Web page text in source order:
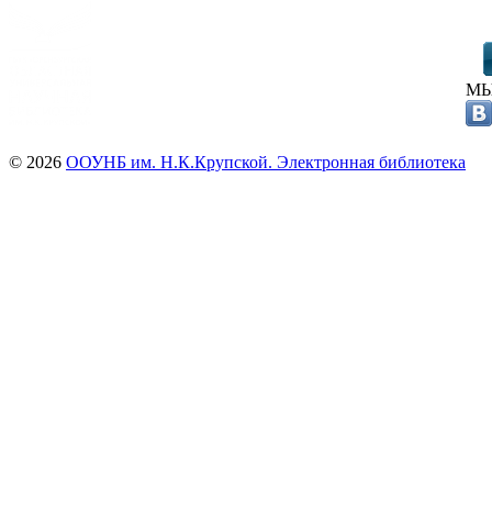
© 2026 ООУНБ им. Н.К.Крупской. Электронная библиотека